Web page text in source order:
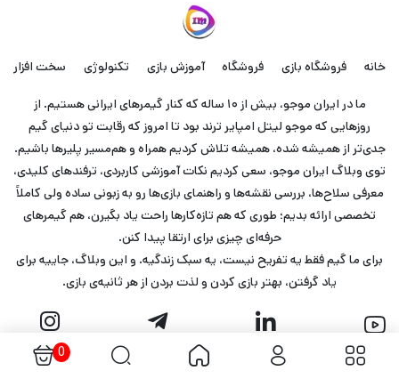
خانه فروشگاه بازی فروشگاه آموزش بازی تکنولوژی سخت افزار
ما در ایران موجو، بیش از ۱۰ ساله که کنار گیمرهای ایرانی هستیم. از
روزهایی که موجو لیتل امپایر ترند بود تا امروز که رقابت تو دنیای گیم
جدی‌تر از همیشه شده، همیشه تلاش کردیم همراه و هم‌مسیر پلیرها باشیم.
توی وبلاگ ایران موجو، سعی کردیم نکات آموزشی کاربردی، ترفندهای کلیدی،
معرفی سلاح‌ها، بررسی نقشه‌ها و راهنمای بازی‌ها رو به زبونی ساده ولی کاملاً
تخصصی ارائه بدیم؛ طوری که هم تازه‌کارها راحت یاد بگیرن، هم گیمرهای
حرفه‌ای چیزی برای ارتقا پیدا کنن.
برای ما گیم فقط یه تفریح نیست، یه سبک زندگیه. و این وبلاگ، جاییه برای
یاد گرفتن، بهتر بازی کردن و لذت بردن از هر ثانیه‌ی بازی.
طراحی توسط تیم طراحی ایران موجو
0